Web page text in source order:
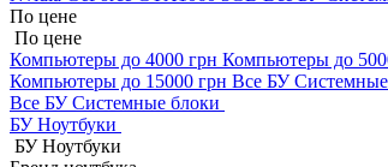
По цене
По цене
Компьютеры до 4000 грн Компьютеры до
Компьютеры до 15000 грн Все БУ
Все БУ Системные блоки
БУ Ноутбуки
БУ Ноутбуки